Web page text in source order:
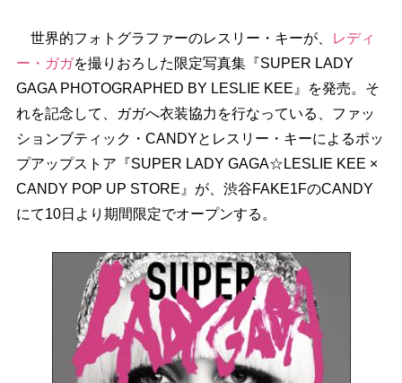
世界的フォトグラファーのレスリー・キーが、
レディ
ー・ガガを撮りおろした限定写真集『SUPER LADY
GAGA PHOTOGRAPHED BY LESLIE KEE』を発売。そ
れを記念して、ガガへ衣装協力を行なっている、ファッ
ションブティック・CANDYとレスリー・キーによるポッ
プアップストア『SUPER LADY GAGA☆LESLIE KEE ×
CANDY POP UP STORE』が、渋谷FAKE1FのCANDY
にて10日より期間限定でオープンする。